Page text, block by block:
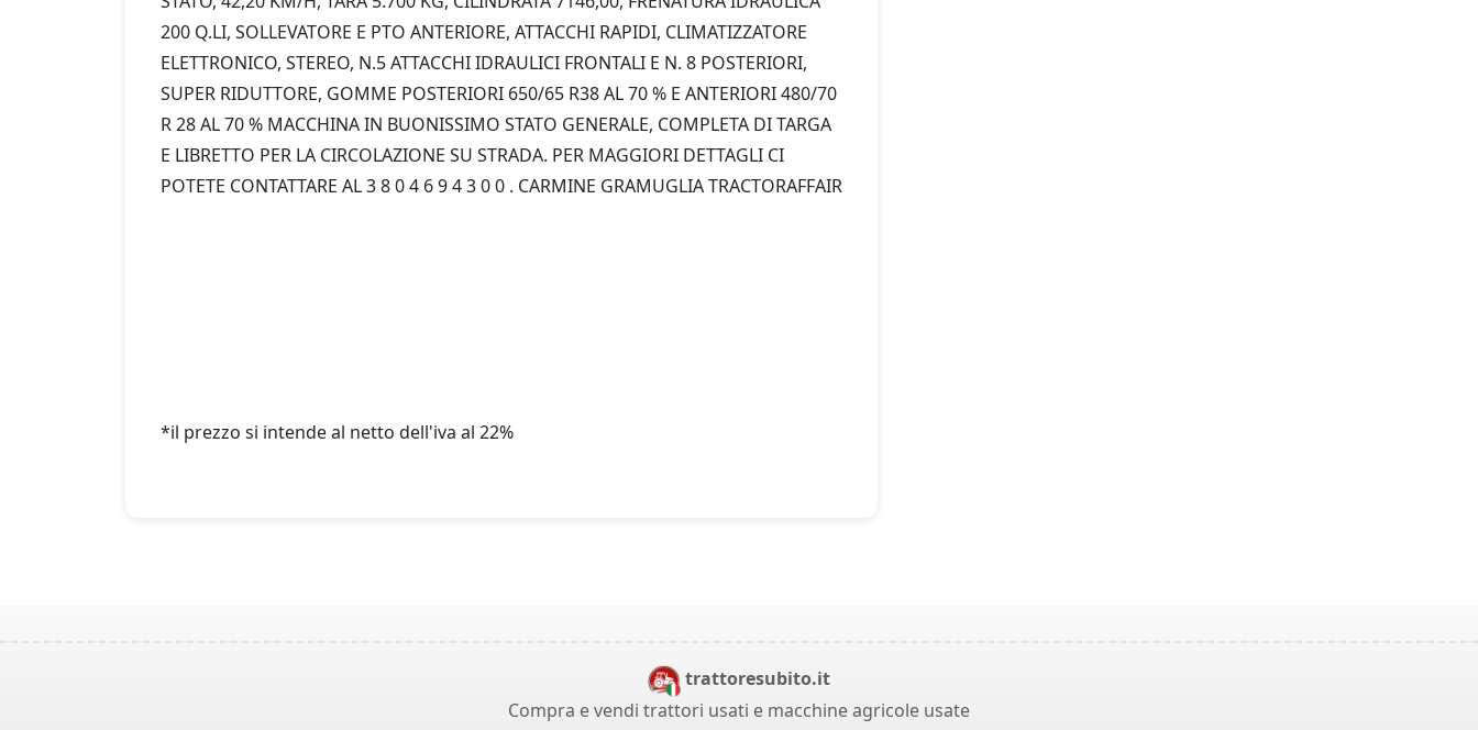
200 Q.LI, SOLLEVATORE E PTO ANTERIORE, ATTACCHI RAPIDI, CLIMATIZZATORE
ELETTRONICO, STEREO, N.5 ATTACCHI IDRAULICI FRONTALI E N. 8 POSTERIORI,
SUPER RIDUTTORE, GOMME POSTERIORI 650/65 R38 AL 70 % E ANTERIORI 480/70
R 28 AL 70 % MACCHINA IN BUONISSIMO STATO GENERALE, COMPLETA DI TARGA
E LIBRETTO PER LA CIRCOLAZIONE SU STRADA. PER MAGGIORI DETTAGLI CI
POTETE CONTATTARE AL 3 8 0 4 6 9 4 3 0 0 . CARMINE GRAMUGLIA TRACTORAFFAIR
*il prezzo si intende al netto dell'iva al 22%
trattoresubito.it
Compra e vendi trattori usati e macchine agricole usate